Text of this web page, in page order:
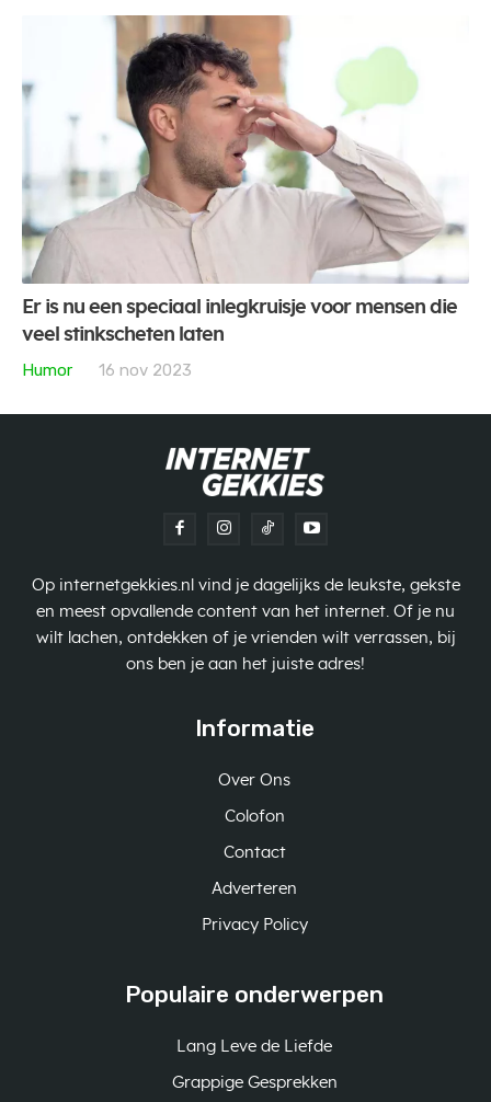
Er is nu een speciaal inlegkruisje voor mensen die
veel stinkscheten laten
Humor
16 nov 2023
Op internetgekkies.nl vind je dagelijks de leukste, gekste
en meest opvallende content van het internet. Of je nu
wilt lachen, ontdekken of je vrienden wilt verrassen, bij
ons ben je aan het juiste adres!
Informatie
Over Ons
Colofon
Contact
Adverteren
Privacy Policy
Populaire onderwerpen
Lang Leve de Liefde
Grappige Gesprekken